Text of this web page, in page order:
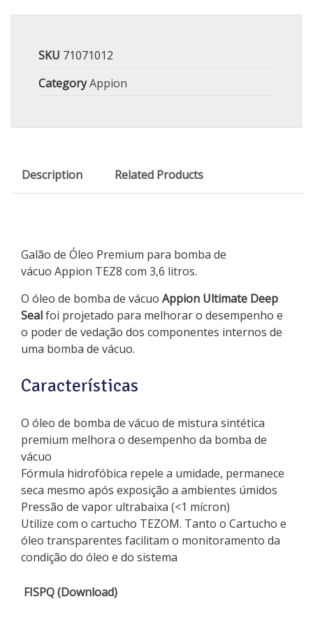
SKU 71071012
CategoryAppion
Description Related Products
Galão de Óleo Premium para bomba de
vácuo Appion TEZ8 com 3,6 litros.
O óleo de bomba de vácuo Appion Ultimate Deep
Sealfoi projetado para melhorar o desempenho e
o poder de vedação dos componentes internos de
uma bomba de vácuo.
Características
O óleo de bomba de vácuo de mistura sintética
premium melhora o desempenho da bomba de
vácuo
Fórmula hidrofóbica repele a umidade, permanece
seca mesmo após exposição a ambientes úmidos
Pressão de vapor ultrabaixa (<1 mícron)
Utilize com o cartucho TEZOM. Tanto o Cartucho e
óleo transparentes facilitam o monitoramento da
condição do óleo e do sistema
FISPQ (Download)